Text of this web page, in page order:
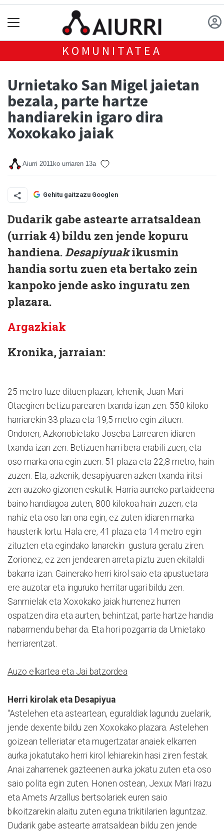
KOMUNITATEA
Urnietako San Migel jaietan
bezala, parte hartze
handiarekin igaro dira
Xoxokako jaiak
Aiurri 2011ko urriaren 13a
Gehitu gaitzazu Googlen
Dudarik gabe astearte arratsaldean
(urriak 4) bildu zen jende kopuru
handiena. Desapiyuakikusmin
handia sortu zuen eta bertako zein
kanpoko jende asko inguratu zen
plazara.
Argazkiak
Kronika, jarraian:
25 metro luze dituen plazan, lehenik, Juan Mari
Otaegiren betizu parearen txanda izan zen. 550 kiloko
harriarekin 33 plaza eta 19,5 metro egin zituen.
Ondoren, Azkonobietako Joseba Larrearen idiaren
txanda izan zen. Betizuen harri bera erabili zuen, eta
oso marka ona egin zuen: 51 plaza eta 22,8 metro, hain
zuzen. Eta, azkenik, desapiyuaren azken txanda iritsi
zen auzoko gizonen eskutik. Harria aurreko partaideena
baino handiagoa zuten, 800 kilokoa hain zuzen; eta
nahiz eta oso lan ona egin, ez zuten idiaren marka
hausterik lortu. Hala ere, 41 plaza eta 14 metro egin
zituzten eta egindako lanarekin gustura geratu ziren.
Zorionez, ez zen jendearen arreta piztu zuen ekitaldi
bakarra izan. Gainerako herri kirol saio eta apustuetara
ere auzotar eta inguruko herritar ugari bildu zen.
Sanmielak eta Xoxokako jaiak hurrenez hurren
ospatzen dira eta aurten, behintzat, parte hartze handia
nabarmendu behar da. Eta hori pozgarria da Urnietako
herriarentzat.
Auzo elkartea eta Jai batzordea
Herri kirolak eta Desapiyua
“Astelehen eta asteartean, eguraldiak lagundu zuelarik,
jende dexente bildu zen Xoxokako plazara. Astelehen
goizean telleriatar eta mugertzatar anaiek elkarren
aurka jokatutako herri kirol lehiarekin hasi ziren festak.
Anai zaharrenek gazteenen aurka jokatu zuten eta oso
saio polita egin zuten. Honen ostean, Jexux Mari Irazu
eta Amets Arzallus bertsolariek euren saio
bikoitzarekin alaitu zuten eguna trikitilarien laguntzaz.
Dudarik gabe astearte arratsaldean bildu zen jende